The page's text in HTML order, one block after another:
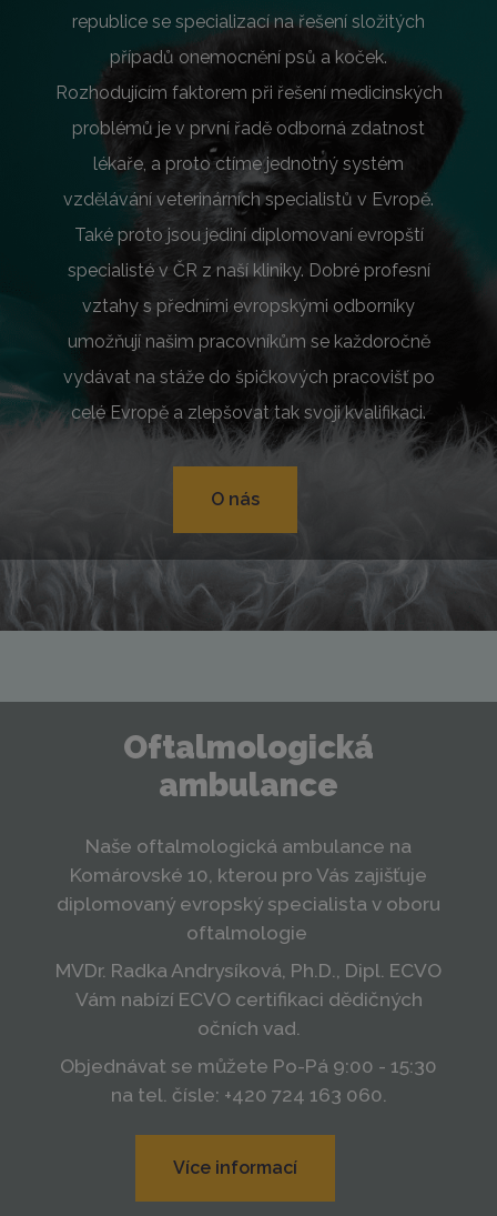
republice se specializací na řešení složitých
případů onemocnění psů a koček.
Rozhodujícím faktorem při řešení medicinských
problémů je v první řadě odborná zdatnost
lékaře, a proto ctíme jednotný systém
vzdělávání veterinárních specialistů v Evropě.
Také proto jsou jediní diplomovaní evropští
specialisté v ČR z naší kliniky. Dobré profesní
vztahy s předními evropskými odborníky
umožňují našim pracovníkům se každoročně
vydávat na stáže do špičkových pracovišť po
celé Evropě a zlepšovat tak svoji kvalifikaci.
O nás
Oftalmologická
ambulance
Naše oftalmologická ambulance na
Komárovské 10, kterou pro Vás zajišťuje
diplomovaný evropský specialista v oboru
oftalmologie
MVDr. Radka Andrysíková, Ph.D., Dipl. ECVO
Vám nabízí ECVO certifikaci dědičných
očních vad.
Objednávat se můžete Po-Pá 9:00 - 15:30
na tel. čísle: +420 724 163 060.
Více informací